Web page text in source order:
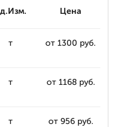
Цена
т от 1300 руб.
т от 1168 руб.
т от 956 руб.